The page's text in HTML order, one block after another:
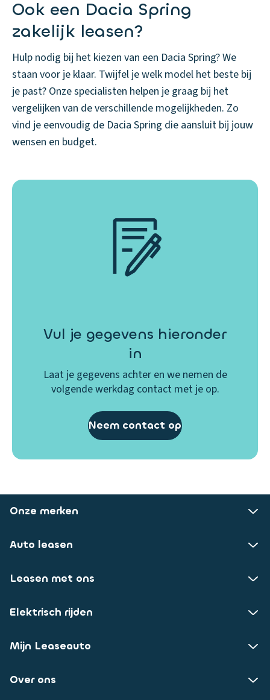
Ook een Dacia Spring
zakelijk leasen?
Hulp nodig bij het kiezen van een Dacia Spring? We
staan voor je klaar. Twijfel je welk model het beste bij
je past? Onze specialisten helpen je graag bij het
vergelijken van de verschillende mogelijkheden. Zo
vind je eenvoudig de Dacia Spring die aansluit bij jouw
wensen en budget.
Vul je gegevens hieronder
in
Laat je gegevens achter en we nemen de
volgende werkdag contact met je op.
Neem contact op
Onze merken
Auto leasen
Leasen met ons
Elektrisch rijden
Mijn Leaseauto
Over ons